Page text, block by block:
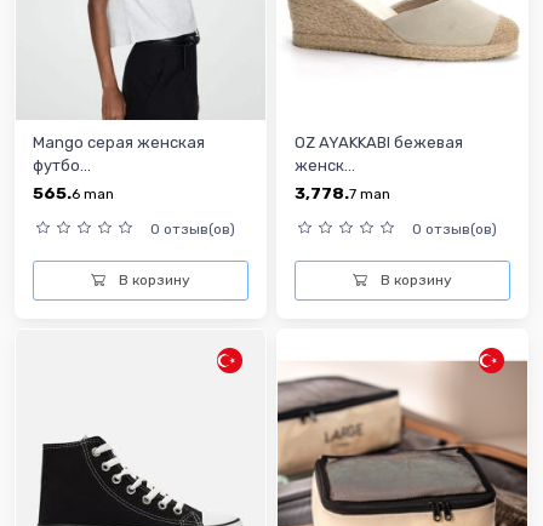
Mango серая женская
футбо...
565.6 man
0 отзыв(ов)
В корзину
OZ AYAKKABI бежевая
женск...
3,778.7 man
0 отзыв(ов)
В корзину